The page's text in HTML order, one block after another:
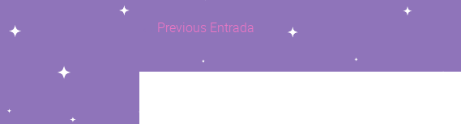
Previous Entrada